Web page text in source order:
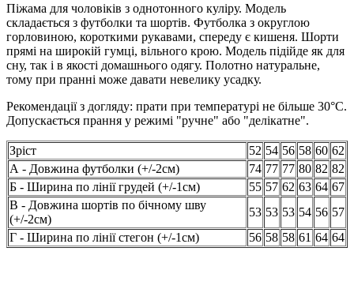
Піжама для чоловіків з однотонного куліру. Модель
складається з футболки та шортів. Футболка з округлою
горловиною, короткими рукавами, спереду є кишеня. Шорти
прямі на широкій гумці, вільного крою. Модель підійде як для
сну, так і в якості домашнього одягу. Полотно натуральне,
тому при пранні може давати невелику усадку.
Рекомендації з догляду: прати при температурі не більше 30°C.
Допускається прання у режимі "ручне" або "делікатне".
Зріст 52 54 56 58 60 62
А - Довжина футболки (+/-2см)
74 77 77 80 82 82
Б - Ширина по лінії грудей (+/-1см)
55 57 62 63 64 67
В - Довжина шортів по бічному шву
(+/-2см)
53 53 53 54 56 57
Г - Ширина по лінії стегон (+/-1см)
56 58 58 61 64 64